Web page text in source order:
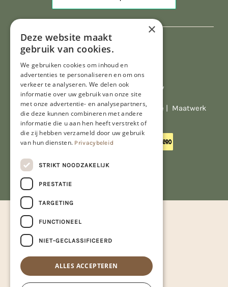
Al onze prijzen zijn incl. BTW
© Copyright 2026 Limburgs Bakwinkeltje | Maatwerk
website webmix
×
Deze website maakt
gebruik van cookies.
We gebruiken cookies om inhoud en
advertenties te personaliseren en om ons
verkeer te analyseren. We delen ook
informatie over uw gebruik van onze site
met onze advertentie- en analysepartners,
die deze kunnen combineren met andere
informatie die u aan hen heeft verstrekt of
die zij hebben verzameld door uw gebruik
van hun diensten. Privacybeleid
STRIKT NOODZAKELIJK
PRESTATIE
TARGETING
FUNCTIONEEL
NIET-GECLASSIFICEERD
ALLES ACCEPTEREN